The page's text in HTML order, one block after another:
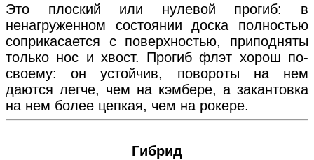
Это плоский или нулевой прогиб: в
ненагруженном состоянии доска полностью
соприкасается с поверхностью, приподняты
только нос и хвост. Прогиб флэт хорош по-
своему: он устойчив, повороты на нем
даются легче, чем на кэмбере, а закантовка
на нем более цепкая, чем на рокере.
Гибрид